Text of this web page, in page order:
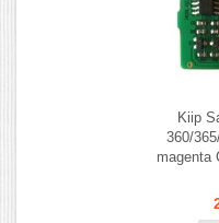
Kiip
360/
magenta